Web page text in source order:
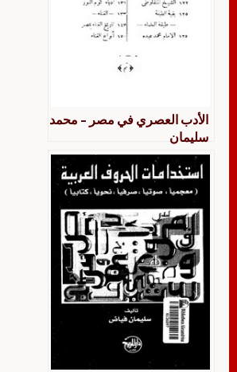
الأدب العصري في مصر – محمد
سليمان